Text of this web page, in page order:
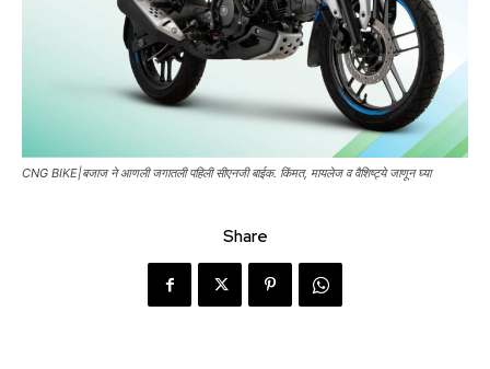
CNG BIKE|बजाज ने आणली जगातली पहिली सीएनजी बाईक. किंमत, मायलेज व वैशिष्ट्ये जाणून घ्या
Share